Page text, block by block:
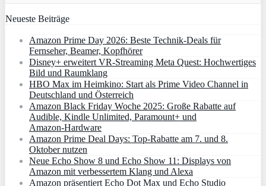
Neueste Beiträge
Amazon Prime Day 2026: Beste Technik-Deals für
Fernseher, Beamer, Kopfhörer
Disney+ erweitert VR‑Streaming Meta Quest: Hochwertiges
Bild und Raumklang
HBO Max im Heimkino: Start als Prime Video Channel in
Deutschland und Österreich
Amazon Black Friday Woche 2025: Große Rabatte auf
Audible, Kindle Unlimited, Paramount+ und
Amazon‑Hardware
Amazon Prime Deal Days: Top-Rabatte am 7. und 8.
Oktober nutzen
Neue Echo Show 8 und Echo Show 11: Displays von
Amazon mit verbessertem Klang und Alexa
Amazon präsentiert Echo Dot Max und Echo Studio